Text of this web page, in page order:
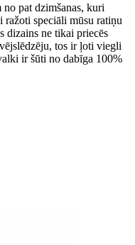
pat dzimšanas, kuri
ražoti speciāli mūsu ratiņu
dizains ne tikai priecēs
tos ir ļoti viegli
ir šūti no dabīga 100%